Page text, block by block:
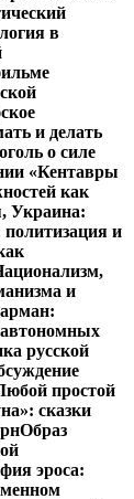
в
и делать
о силе
«Кентавры
как
Украина:
и
и
русской
простой
сказки
Образ
эроса: